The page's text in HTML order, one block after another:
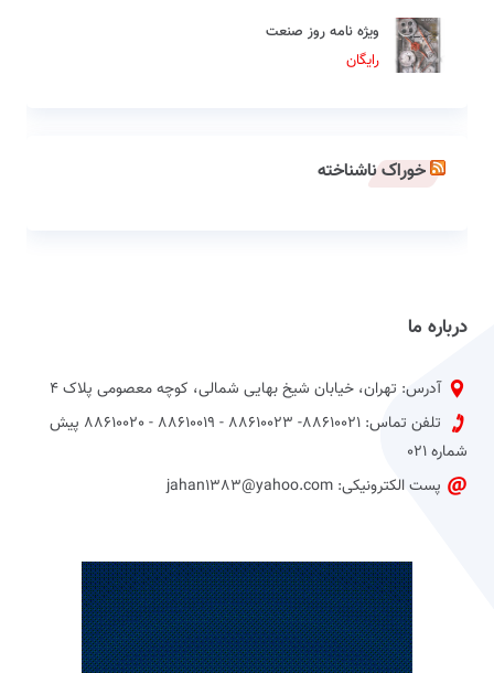
ویژه نامه روز صنعت
رایگان
خوراک ناشناخته
درباره ما
آدرس: تهران، خیابان شیخ بهایی شمالی، کوچه معصومی پلاک 4
تلفن تماس: 88610021- 88610023 - 88610019 - 88610020 پیش
شماره 021
پست الکترونیکی: jahan1383@yahoo.com